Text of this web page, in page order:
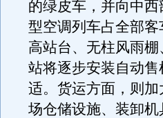
的绿皮车，并向中
型空调列车占全部
高站台、无柱风雨
站将逐步安装自动
适。货运方面，则
场仓储设施、装卸